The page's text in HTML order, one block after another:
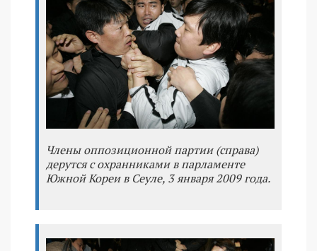
Члены оппозиционной партии (справа)
дерутся с охранниками в парламенте
Южной Кореи в Сеуле, 3 января 2009 года.